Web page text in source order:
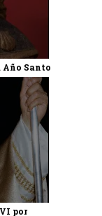
Año Santo
por